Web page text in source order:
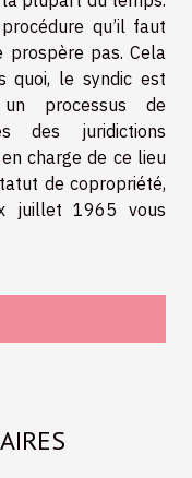
qu’il faut
prospère pas. Cela
quoi, le syndic est
un processus de
des juridictions
charge de ce lieu
de copropriété,
juillet 1965 vous